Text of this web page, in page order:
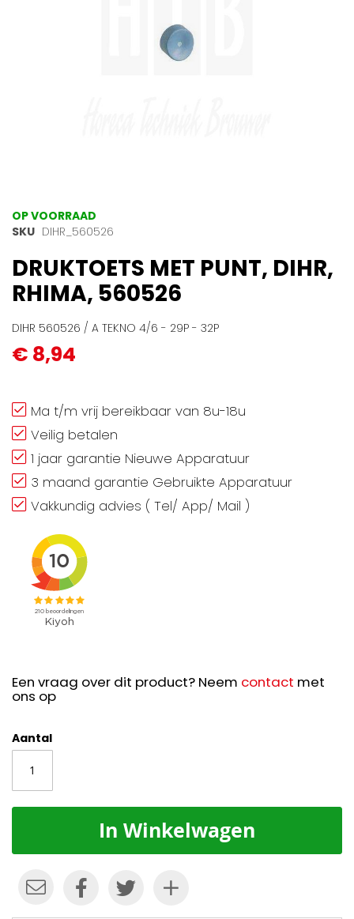
Ga
naar
begin
van
de
afbeeldingen-
gallerij
OP VOORRAAD
SKU DIHR_560526
DRUKTOETS MET PUNT, DIHR,
RHIMA, 560526
DIHR 560526 / A TEKNO 4/6 - 29P - 32P
€ 8,94
Ma t/m vrij bereikbaar van 8u-18u
Veilig betalen
1 jaar garantie Nieuwe Apparatuur
3 maand garantie Gebruikte Apparatuur
Vakkundig advies ( Tel/ App/ Mail )
Een vraag over dit product? Neem contact met
ons op
Aantal
In Winkelwagen